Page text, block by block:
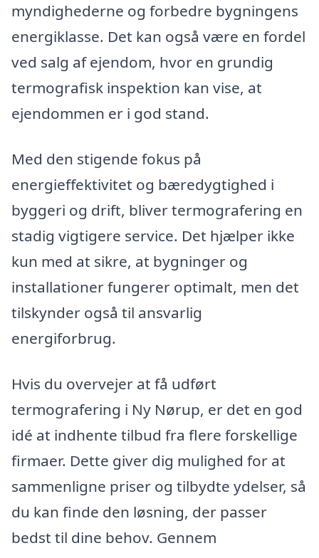
myndighederne og forbedre bygningens
energiklasse. Det kan også være en fordel
ved salg af ejendom, hvor en grundig
termografisk inspektion kan vise, at
ejendommen er i god stand.
Med den stigende fokus på
energieffektivitet og bæredygtighed i
byggeri og drift, bliver termografering en
stadig vigtigere service. Det hjælper ikke
kun med at sikre, at bygninger og
installationer fungerer optimalt, men det
tilskynder også til ansvarlig
energiforbrug.
Hvis du overvejer at få udført
termografering i Ny Nørup, er det en god
idé at indhente tilbud fra flere forskellige
firmaer. Dette giver dig mulighed for at
sammenligne priser og tilbydte ydelser, så
du kan finde den løsning, der passer
bedst til dine behov. Gennem